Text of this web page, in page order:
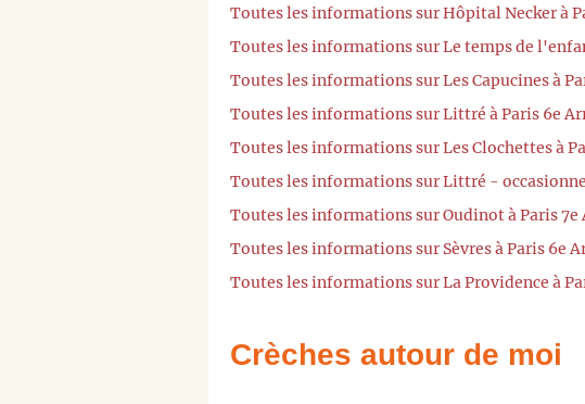
Toutes les informations sur Hôpital Necker à
Toutes les informations sur Le temps de
Toutes les informations sur Les Capucines à
Toutes les informations sur Littré à Paris 6e
Toutes les informations sur Les Clochettes à
Toutes les informations sur Littré -
Toutes les informations sur Oudinot à Paris
Toutes les informations sur Sèvres à Paris 6e
Toutes les informations sur La Providence à
Crèches autour de moi